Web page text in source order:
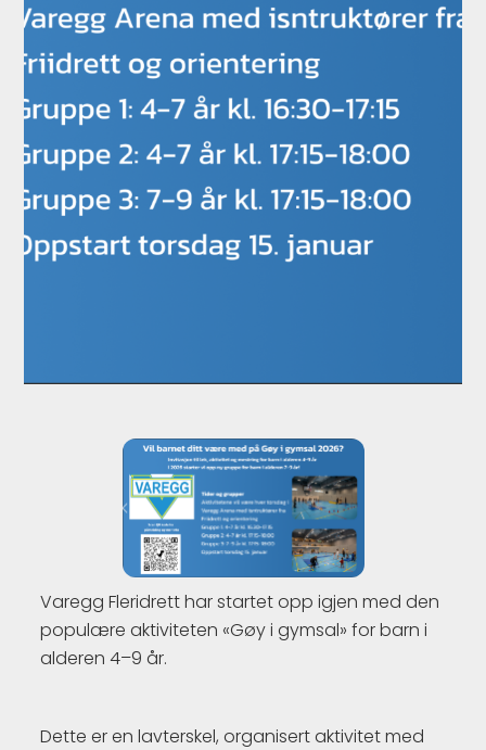
Varegg Fleridrett har startet opp igjen med den
populære aktiviteten «Gøy i gymsal» for barn i
alderen 4–9 år.
Dette er en lavterskel, organisert aktivitet med